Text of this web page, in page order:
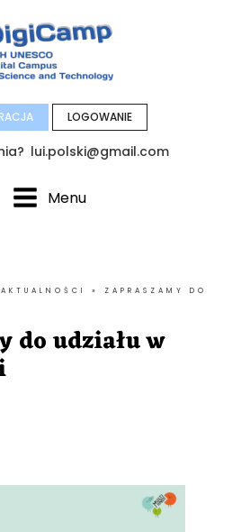
LOGOWANIE
lui.polski@gmail.com
Menu
AKTUALNOŚCI » ZAPRASZAMY DO
do udziału w